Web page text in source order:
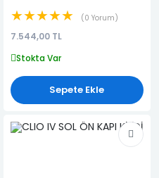
★★★★★ 0 Yorum
7.544,00 TL
Stokta Var
Sepete Ekle